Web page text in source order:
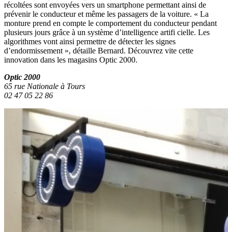
récoltées sont envoyées vers un smartphone permettant ainsi de
prévenir le conducteur et même les passagers de la voiture. « La
monture prend en compte le comportement du conducteur pendant
plusieurs jours grâce à un système d’intelligence artifi cielle. Les
algorithmes vont ainsi permettre de détecter les signes
d’endormissement », détaille Bernard. Découvrez vite cette
innovation dans les magasins Optic 2000.
Optic 2000
65 rue Nationale à Tours
02 47 05 22 86